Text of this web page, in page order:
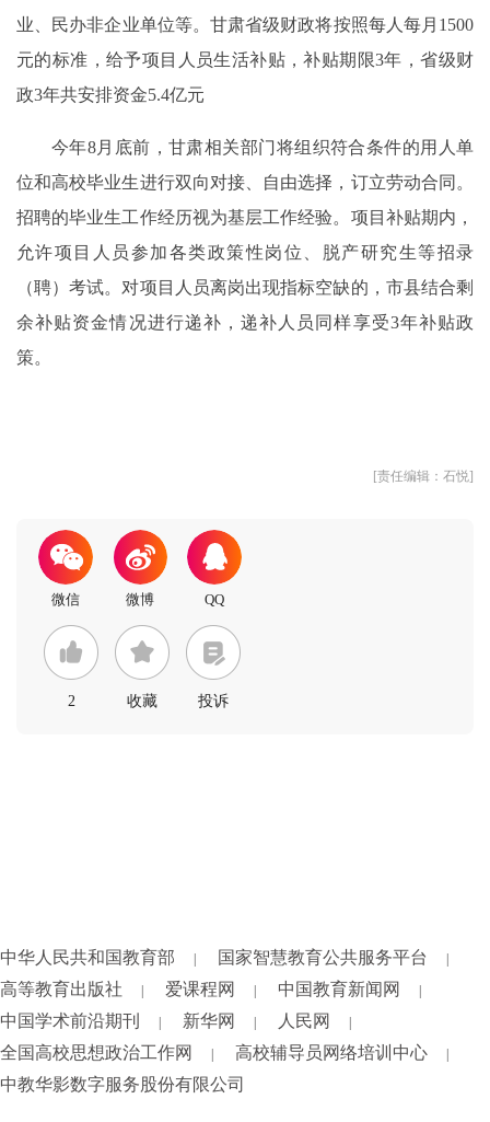
业、民办非企业单位等。甘肃省级财政将按照每人每月1500
元的标准，给予项目人员生活补贴，补贴期限3年，省级财
政3年共安排资金5.4亿元
今年8月底前，甘肃相关部门将组织符合条件的用人单
位和高校毕业生进行双向对接、自由选择，订立劳动合同。
招聘的毕业生工作经历视为基层工作经验。项目补贴期内，
允许项目人员参加各类政策性岗位、脱产研究生等招录
（聘）考试。对项目人员离岗出现指标空缺的，市县结合剩
余补贴资金情况进行递补，递补人员同样享受3年补贴政
策。
[责任编辑：石悦]
2 收藏 投诉
中华人民共和国教育部 国家智慧教育公共服务平台
高等教育出版社 爱课程网 中国教育新闻网
中国学术前沿期刊 新华网 人民网
全国高校思想政治工作网 高校辅导员网络培训中心
中教华影数字服务股份有限公司